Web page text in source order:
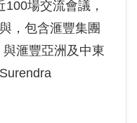
場交流會議，
，包含滙豐集團
滙豐亞洲及中東